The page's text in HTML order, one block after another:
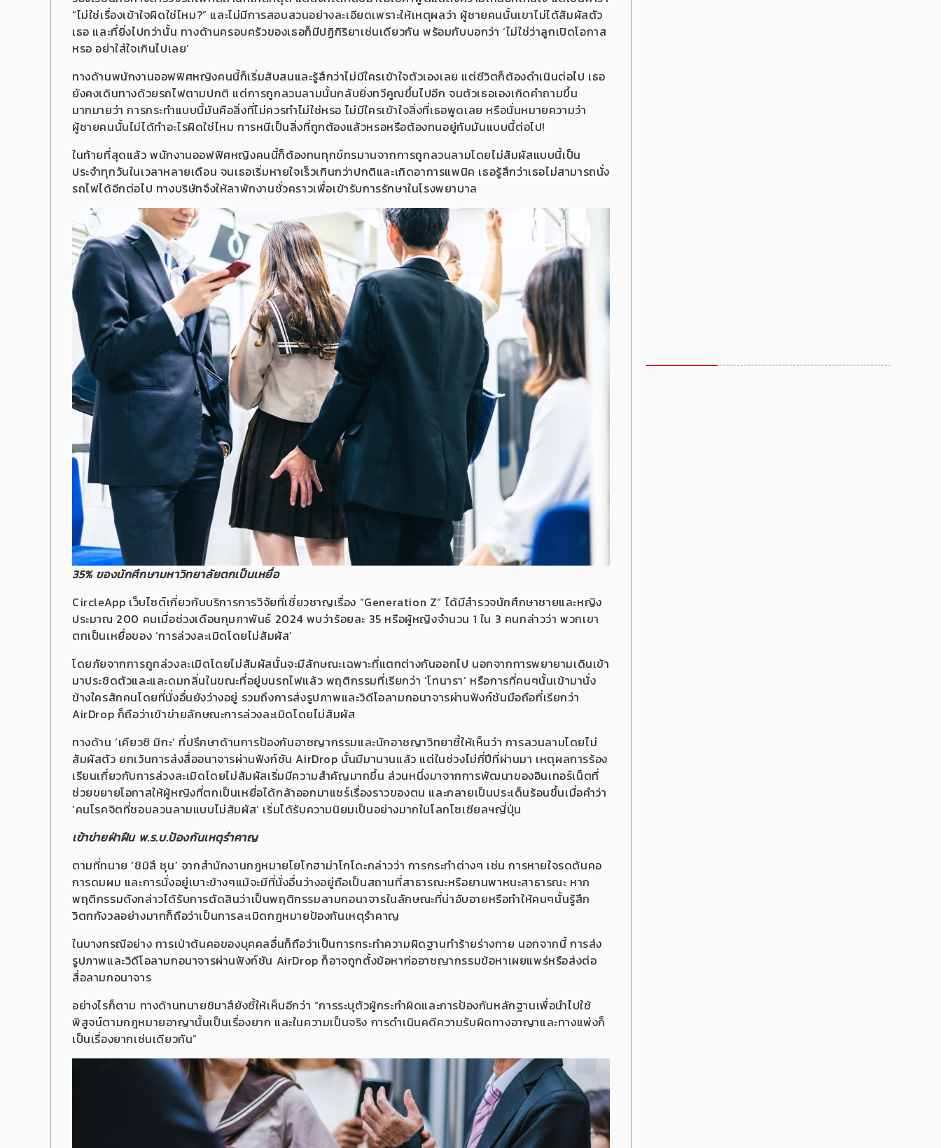
“ไม่ใช่เรื่องเข้าใจผิดใช่ไหม?” และไม่มีการสอบสวนอย่างละเอียดเพราะให้เหตุผลว่า ผู้ชายคนนั้นเขาไม่ได้สัมผัสตัว
เธอ และที่ยิ่งไปกว่านั้น ทางด้านครอบครัวของเธอก็มีปฏิกิริยาเช่นเดียวกัน พร้อมกับบอกว่า ‘ไม่ใช่ว่าลูกเปิดโอกาส
หรอ อย่าใส่ใจเกินไปเลย’
ทางด้านพนักงานออฟฟิศหญิงคนนี้ก็เริ่มสับสนและรู้สึกว่าไม่มีใครเข้าใจตัวเองเลย แต่ชีวิตก็ต้องดำเนินต่อไป เธอ
ยังคงเดินทางด้วยรถไฟตามปกติ แต่การถูกลวนลามนั้นกลับยิ่งทวีคูณขึ้นไปอีก จนตัวเธอเองเกิดคำถามขึ้น
มากมายว่า การกระทำแบบนี้มันคือสิ่งที่ไม่ควรทำไม่ใช่หรอ ไม่มีใครเข้าใจสิ่งที่เธอพูดเลย หรือนั่นหมายความว่า
ผู้ชายคนนั้นไม่ได้ทำอะไรผิดใช่ไหม การหนีเป็นสิ่งที่ถูกต้องแล้วหรอหรือต้องทนอยู่กับมันแบบนี้ต่อไป!
ในท้ายที่สุดแล้ว พนักงานออฟฟิศหญิงคนนี้ก็ต้องทนทุกข์ทรมานจากการถูกลวนลามโดยไม่สัมผัสแบบนี้เป็น
ประจำทุกวันในเวลาหลายเดือน จนเธอเริ่มหายใจเร็วเกินกว่าปกติและเกิดอาการแพนิค เธอรู้สึกว่าเธอไม่สามารถนั่ง
รถไฟได้อีกต่อไป ทางบริษัทจึงให้ลาพักงานชั่วคราวเพื่อเข้ารับการรักษาในโรงพยาบาล
35% ของนักศึกษามหาวิทยาลัยตกเป็นเหยื่อ
CircleApp เว็บไซต์เกี่ยวกับบริการการวิจัยที่เชี่ยวชาญเรื่อง “Generation Z” ได้มีสำรวจนักศึกษาชายและหญิง
ประมาณ 200 คนเมื่อช่วงเดือนกุมภาพันธ์ 2024 พบว่าร้อยละ 35 หรือผู้หญิงจำนวน 1 ใน 3 คนกล่าวว่า พวกเขา
ตกเป็นเหยื่อของ ‘การล่วงละเมิดโดยไม่สัมผัส’
โดยภัยจากการถูกล่วงละเมิดโดยไม่สัมผัสนั้นจะมีลักษณะเฉพาะที่แตกต่างกันออกไป นอกจากการพยายามเดินเข้า
มาประชิดตัวและและดมกลิ่นในขณะที่อยู่บนรถไฟแล้ว พฤติกรรมที่เรียกว่า ‘โทนารา’ หรือการที่คนๆนั้นเข้ามานั่ง
ข้างใครสักคนโดยที่นั่งอื่นยังว่างอยู่ รวมถึงการส่งรูปภาพและวิดีโอลามกอนาจารผ่านฟังก์ชันมือถือที่เรียกว่า
AirDrop ก็ถือว่าเข้าข่ายลักษณะการล่วงละเมิดโดยไม่สัมผัส
ทางด้าน ‘เคียวชิ มิกะ’ ที่ปรึกษาด้านการป้องกันอาชญากรรมและนักอาชญาวิทยาชี้ให้เห็นว่า การลวนลามโดยไม่
สัมผัสตัว ยกเว้นการส่งสื่ออนาจารผ่านฟังก์ชัน AirDrop นั้นมีมานานแล้ว แต่ในช่วงไม่กี่ปีที่ผ่านมา เหตุผลการร้อง
เรียนเกี่ยวกับการล่วงละเมิดโดยไม่สัมผัสเริ่มมีความสำคัญมากขึ้น ส่วนหนึ่งมาจากการพัฒนาของอินเทอร์เน็ตที่
ช่วยขยายโอกาสให้ผู้หญิงที่ตกเป็นเหยื่อได้กล้าออกมาแชร์เรื่องราวของตน และกลายเป็นประเด็นร้อนขึ้นเมื่อคำว่า
‘คนโรคจิตที่ชอบลวนลามแบบไม่สัมผัส’ เริ่มได้รับความนิยมเป็นอย่างมากในโลกโซเซียลฯญี่ปุ่น
เข้าข่ายฝ่าฝืน พ.ร.บ.ป้องกันเหตุรำคาญ
ตามที่ทนาย ‘ชิมิสึ ชุน’ จากสำนักงานกฎหมายโยโกฮาม่าโกโดะกล่าวว่า การกระทำต่างๆ เช่น การหายใจรดต้นคอ
การดมผม และการนั่งอยู่เบาะข้างๆแม้จะมีที่นั่งอื่นว่างอยู่ถือเป็นสถานที่สาธารณะหรือยานพาหนะสาธารณะ หาก
พฤติกรรมดังกล่าวได้รับการตัดสินว่าเป็นพฤติกรรมลามกอนาจารในลักษณะที่น่าอับอายหรือทำให้คนๆนั้นรู้สึก
วิตกกังวลอย่างมากก็ถือว่าเป็นการละเมิดกฎหมายป้องกันเหตุรำคาญ
ในบางกรณีอย่าง การเป่าต้นคอของบุคคลอื่นก็ถือว่าเป็นการกระทำความผิดฐานทำร้ายร่างกาย นอกจากนี้ การส่ง
รูปภาพและวิดีโอลามกอนาจารผ่านฟังก์ชัน AirDrop ก็อาจถูกตั้งข้อหาก่ออาชญากรรมข้อหาเผยแพร่หรือส่งต่อ
สื่อลามกอนาจาร
อย่างไรก็ตาม ทางด้านทนายชิมาสึยังชี้ให้เห็นอีกว่า “การระบุตัวผู้กระทำผิดและการป้องกันหลักฐานเพื่อนำไปใช้
พิสูจน์ตามกฎหมายอาญานั้นเป็นเรื่องยาก และในความเป็นจริง การดำเนินคดีความรับผิดทางอาญาและทางแพ่งก็
เป็นเรื่องยากเช่นเดียวกัน”